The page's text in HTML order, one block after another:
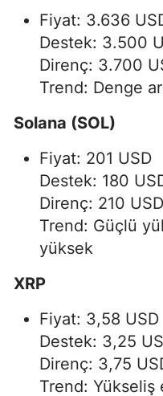
Fiyat: 3.636
Destek: 3.500
Direnç: 3.700
Trend: Denge
Solana (SOL)
Fiyat: 201 USD
Destek: 180
Direnç: 210 USD
Trend: Güçlü
yüksek
XRP
Fiyat: 3,58 USD
Destek: 3,25
Direnç: 3,75
Trend: Yükseliş